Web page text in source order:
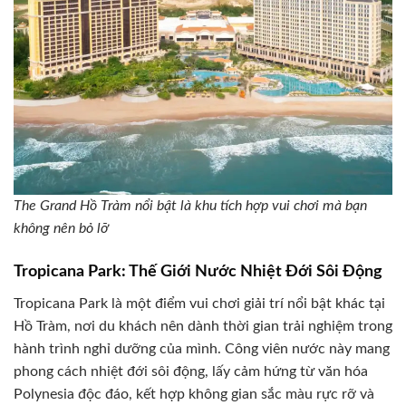
The Grand Hồ Tràm nổi bật là khu tích hợp vui chơi mà bạn
không nên bỏ lỡ
Tropicana Park: Thế Giới Nước Nhiệt Đới Sôi Động
Tropicana Park là một điểm vui chơi giải trí nổi bật khác tại
Hồ Tràm, nơi du khách nên dành thời gian trải nghiệm trong
hành trình nghỉ dưỡng của mình. Công viên nước này mang
phong cách nhiệt đới sôi động, lấy cảm hứng từ văn hóa
Polynesia độc đáo, kết hợp không gian sắc màu rực rỡ và